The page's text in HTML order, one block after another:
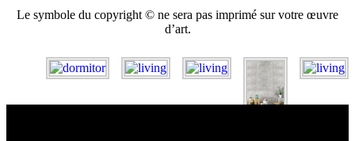
Le symbole du copyright © ne sera pas imprimé sur votre œuvre
d’art.